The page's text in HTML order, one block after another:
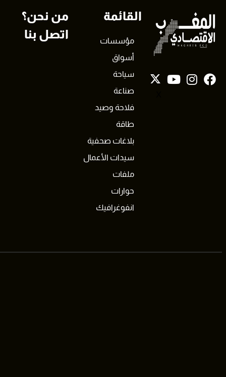
القائمة
مؤسسات
أسواق
سياحة
صناعة
فلاحة وصيد
طاقة
بلاغات صحفية
سيدات الأعمال
ملفات
حوارات
انفوغرافيك
من نحن؟
اتصل بنا